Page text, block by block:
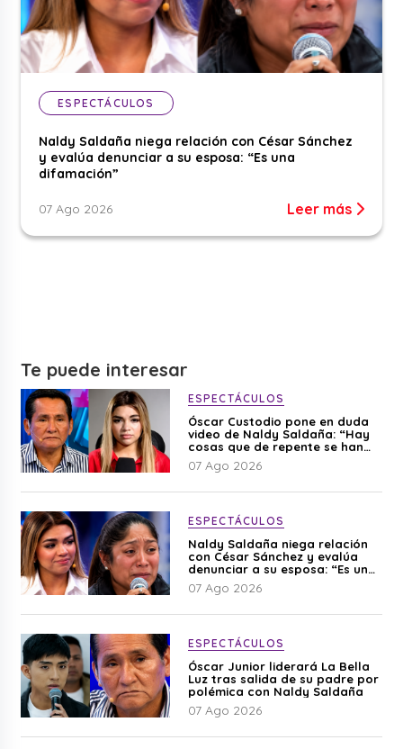
ESPECTÁCULOS
Naldy Saldaña niega relación con César Sánchez
y evalúa denunciar a su esposa: “Es una
difamación”
07 Ago 2026 Leer más
Te puede interesar
ESPECTÁCULOS
Óscar Custodio pone en duda
video de Naldy Saldaña: “Hay
cosas que de repente se han
editado”
07 Ago 2026
ESPECTÁCULOS
Naldy Saldaña niega relación
con César Sánchez y evalúa
denunciar a su esposa: “Es una
difamación”
07 Ago 2026
ESPECTÁCULOS
Óscar Junior liderará La Bella
Luz tras salida de su padre por
polémica con Naldy Saldaña
07 Ago 2026